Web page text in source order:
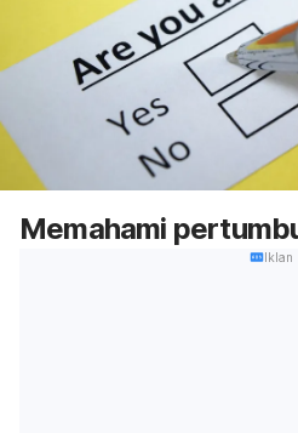
Memahami
Iklan